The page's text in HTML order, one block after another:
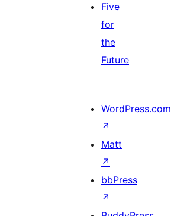
Five
for
the
Future
WordPress.com
↗
Matt
↗
bbPress
↗